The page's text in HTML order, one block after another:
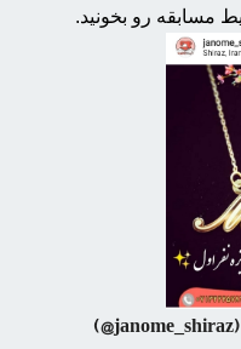
مسابقه رو بخونید.
(janome_shiraz@)